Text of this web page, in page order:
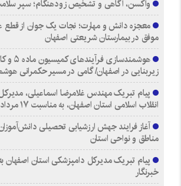
واکسن، آگاهی و تشخیص زودهنگام؛ سپر
معجزه دانش و مهارت؛ نجات یک جوان از قطع
موفق در بیمارستان شریعتی اصفهان
زیربنایی در اصفهان/ گامی در مسیر حکمرانی
پیام تبریک مهندس غلامرضا اسماعیلی،
انقلاب اسلامی استان اصفهان، به مناسبت ۱۷ مرداد روز خبرنگار
آغاز فرایند جهش ارزشیابی تحصیلی
مناطق و نواحی استان
پیام تبریک مدیرکل دامپزشکی استان اصفهان
خبرنگار